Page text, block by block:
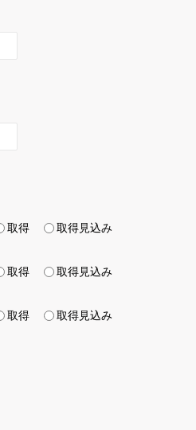
取得 取得見込み
取得 取得見込み
取得 取得見込み